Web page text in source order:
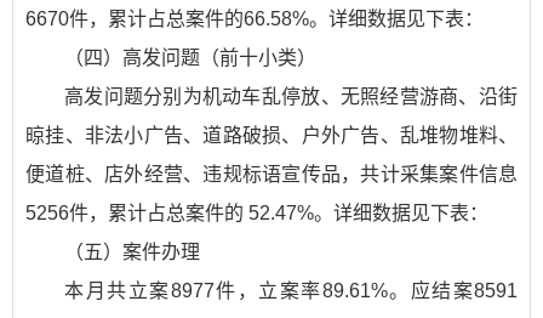
6670件，累计占总案件的66.58%。详细数据见下表：
（四）高发问题（前十小类）
高发问题分别为机动车乱停放、无照经营游商、沿街
晾挂、非法小广告、道路破损、户外广告、乱堆物堆料、
便道桩、店外经营、违规标语宣传品，共计采集案件信息
5256件，累计占总案件的 52.47%。详细数据见下表：
（五）案件办理
本月共立案8977件，立案率89.61%。应结案8591